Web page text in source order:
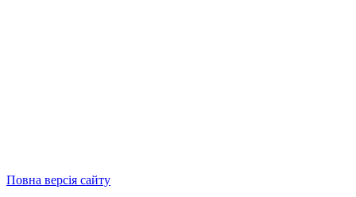
Повна версія сайту